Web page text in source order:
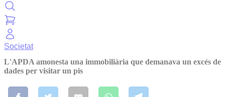
Societat
L'APDA amonesta una immobiliària que demanava un excés de
dades per visitar un pis